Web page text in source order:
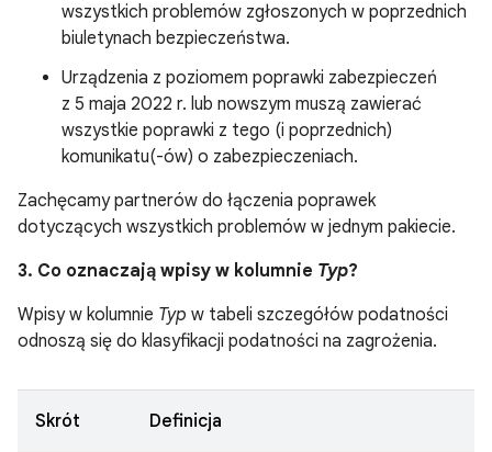
wszystkich problemów zgłoszonych w poprzednich
biuletynach bezpieczeństwa.
Urządzenia z poziomem poprawki zabezpieczeń
z 5 maja 2022 r. lub nowszym muszą zawierać
wszystkie poprawki z tego (i poprzednich)
komunikatu(-ów) o zabezpieczeniach.
Zachęcamy partnerów do łączenia poprawek
dotyczących wszystkich problemów w jednym pakiecie.
3. Co oznaczają wpisy w kolumnie Typ?
Wpisy w kolumnie Typ w tabeli szczegółów podatności
odnoszą się do klasyfikacji podatności na zagrożenia.
Skrót Definicja